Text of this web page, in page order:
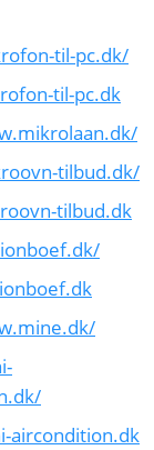
til-pc.dk/
til-pc.dk
tilbud.dk/
tilbud.dk
aircondition.dk